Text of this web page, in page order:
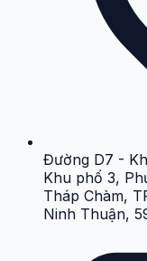
Đường D7 -
Khu phố 3,
Tháp Chàm,
Ninh Thuận,